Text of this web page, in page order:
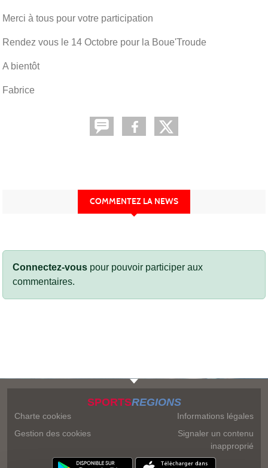
Merci à tous pour votre participation
Rendez vous le 14 Octobre pour la Boue'Troude
A bientôt
Fabrice
COMMENTEZ LA NEWS
Connectez-vous pour pouvoir participer aux
commentaires.
SPORTSREGIONS
Charte cookies
Gestion des cookies
Informations légales
Signaler un contenu
inapproprié